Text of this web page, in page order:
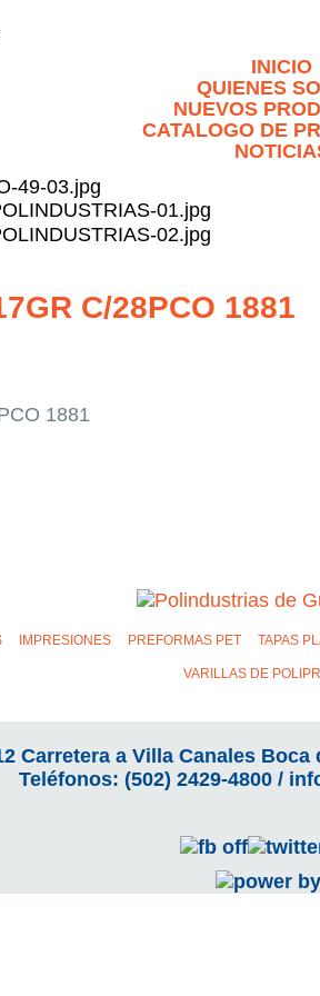
INICIO
QUIENES
NUEVOS
CATALOGO DE
C/28PCO 1881
1881
IMPRESIONES PREFORMAS PET TAPAS
VARILLAS DE
Carretera a Villa Canales
Teléfonos: (502) 2429-4800/